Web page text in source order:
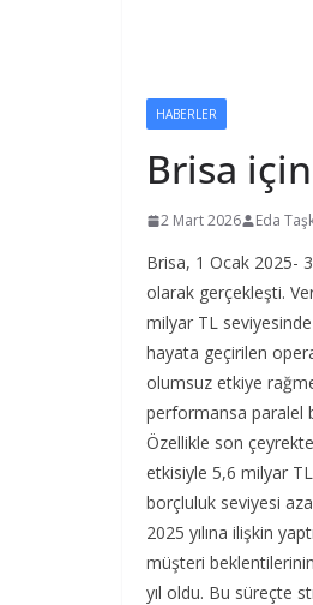
HABERLER
Brisa için
2 Mart 2026 Eda
Brisa, 1 Ocak 2025-
olarak gerçekleşti.
milyar TL seviyesinde
hayata geçirilen
olumsuz etkiye
performansa paralel
Özellikle son
etkisiyle 5,6 milyar
borçluluk seviyesi
2025 yılına ilişkin
müşteri
yıl oldu. Bu süreçte